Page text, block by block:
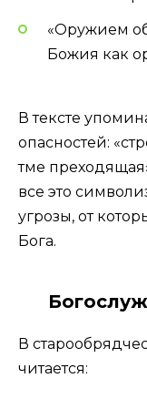
«Оружием
Божия как
В тексте
опасностей:
тме
все это
угрозы, от
Бога.
В
читается: